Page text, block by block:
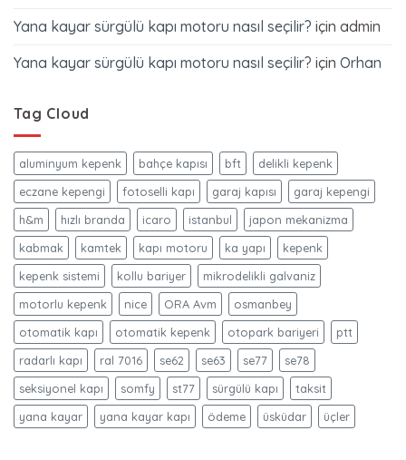
Yana kayar sürgülü kapı motoru nasıl seçilir? için admin
Yana kayar sürgülü kapı motoru nasıl seçilir? için Orhan
Tag Cloud
aluminyum kepenk bahçe kapısı bft
delikli kepenk
eczane kepengi
fotoselli kapı garaj kapısı
garaj kepengi
h&m
hızlı branda icaro istanbul
japon mekanizma
kabmak
kamtek kapı motoru ka yapı
kepenk
kepenk sistemi
kollu bariyer
mikrodelikli galvaniz
motorlu kepenk
nice ORA Avm
osmanbey
otomatik kapı
otomatik kepenk otopark bariyeri
ptt
radarlı kapı
ral 7016 se62 se63 se77
se78
seksiyonel kapı
somfy st77 sürgülü kapı
taksit
yana kayar
yana kayar kapı ödeme üsküdar üçler